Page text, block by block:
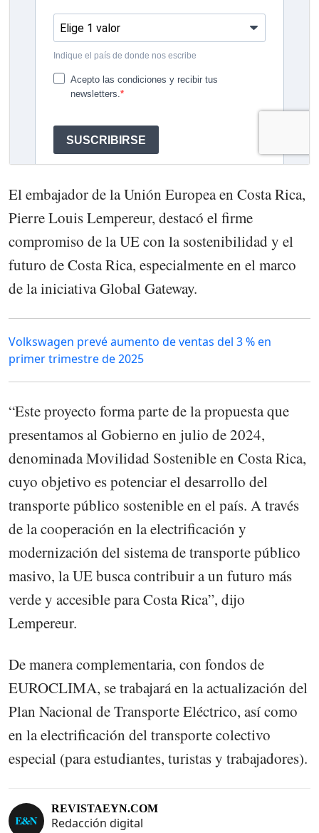
El embajador de la Unión Europea en Costa Rica,
Pierre Louis Lempereur, destacó el firme
compromiso de la UE con la sostenibilidad y el
futuro de Costa Rica, especialmente en el marco
de la iniciativa Global Gateway.
Volkswagen prevé aumento de ventas del 3 % en
primer trimestre de 2025
“Este proyecto forma parte de la propuesta que
presentamos al Gobierno en julio de 2024,
denominada Movilidad Sostenible en Costa Rica,
cuyo objetivo es potenciar el desarrollo del
transporte público sostenible en el país. A través
de la cooperación en la electrificación y
modernización del sistema de transporte público
masivo, la UE busca contribuir a un futuro más
verde y accesible para Costa Rica”, dijo
Lempereur.
De manera complementaria, con fondos de
EUROCLIMA, se trabajará en la actualización del
Plan Nacional de Transporte Eléctrico, así como
en la electrificación del transporte colectivo
especial (para estudiantes, turistas y trabajadores).
REVISTAEYN.COM
Redacción digital